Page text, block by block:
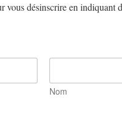
vous désinscrire en indiquant
Nom